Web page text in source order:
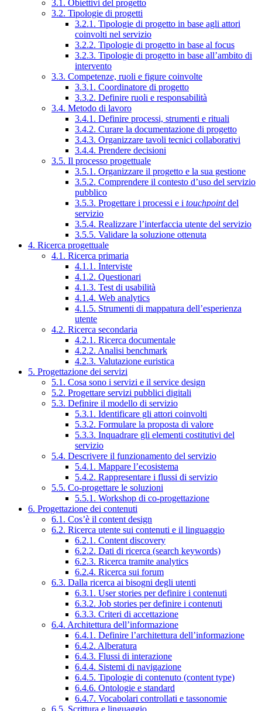
3.1. Obiettivi del progetto
3.2. Tipologie di progetti
3.2.1. Tipologie di progetto in base agli attori
coinvolti nel servizio
3.2.2. Tipologie di progetto in base al focus
3.2.3. Tipologie di progetto in base all’ambito di
intervento
3.3. Competenze, ruoli e figure coinvolte
3.3.1. Coordinatore di progetto
3.3.2. Definire ruoli e responsabilità
3.4. Metodo di lavoro
3.4.1. Definire processi, strumenti e rituali
3.4.2. Curare la documentazione di progetto
3.4.3. Organizzare tavoli tecnici collaborativi
3.4.4. Prendere decisioni
3.5. Il processo progettuale
3.5.1. Organizzare il progetto e la sua gestione
3.5.2. Comprendere il contesto d’uso del servizio
pubblico
3.5.3. Progettare i processi e i touchpointdel
servizio
3.5.4. Realizzare l’interfaccia utente del servizio
3.5.5. Validare la soluzione ottenuta
4. Ricerca progettuale
4.1. Ricerca primaria
4.1.1. Interviste
4.1.2. Questionari
4.1.3. Test di usabilità
4.1.4. Web analytics
4.1.5. Strumenti di mappatura dell’esperienza
utente
4.2. Ricerca secondaria
4.2.1. Ricerca documentale
4.2.2. Analisi benchmark
4.2.3. Valutazione euristica
5. Progettazione dei servizi
5.1. Cosa sono i servizi e il service design
5.2. Progettare servizi pubblici digitali
5.3. Definire il modello di servizio
5.3.1. Identificare gli attori coinvolti
5.3.2. Formulare la proposta di valore
5.3.3. Inquadrare gli elementi costitutivi del
servizio
5.4. Descrivere il funzionamento del servizio
5.4.1. Mappare l’ecosistema
5.4.2. Rappresentare i flussi di servizio
5.5. Co-progettare le soluzioni
5.5.1. Workshop di co-progettazione
6. Progettazione dei contenuti
6.1. Cos’è il content design
6.2. Ricerca utente sui contenuti e il linguaggio
6.2.1. Content discovery
6.2.2. Dati di ricerca (search keywords)
6.2.3. Ricerca tramite analytics
6.2.4. Ricerca sui forum
6.3. Dalla ricerca ai bisogni degli utenti
6.3.1. User stories per definire i contenuti
6.3.2. Job stories per definire i contenuti
6.3.3. Criteri di accettazione
6.4. Architettura dell’informazione
6.4.1. Definire l’architettura dell’informazione
6.4.2. Alberatura
6.4.3. Flussi di interazione
6.4.4. Sistemi di navigazione
6.4.5. Tipologie di contenuto (content type)
6.4.6. Ontologie e standard
6.4.7. Vocabolari controllati e tassonomie
6.5. Scrittura e linguaggio